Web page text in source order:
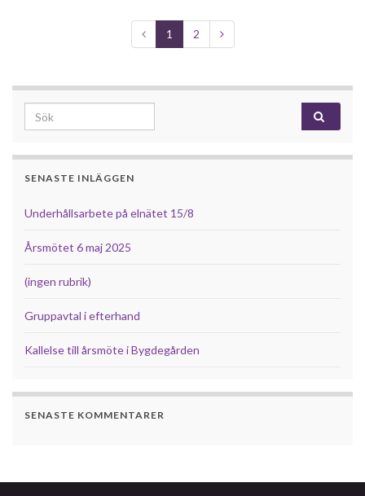
1 2
Search for:
SENASTE INLÄGGEN
Underhållsarbete på elnätet 15/8
Årsmötet 6 maj 2025
(ingen rubrik)
Gruppavtal i efterhand
Kallelse till årsmöte i Bygdegården
SENASTE KOMMENTARER